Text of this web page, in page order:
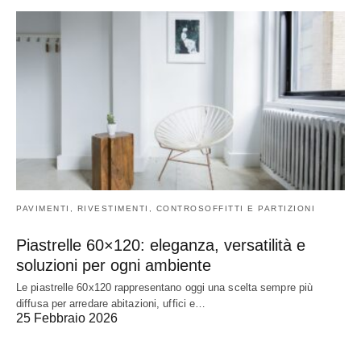
PAVIMENTI, RIVESTIMENTI, CONTROSOFFITTI E PARTIZIONI
Piastrelle 60×120: eleganza, versatilità e
soluzioni per ogni ambiente
Le piastrelle 60x120 rappresentano oggi una scelta sempre più
diffusa per arredare abitazioni, uffici e…
25 Febbraio 2026